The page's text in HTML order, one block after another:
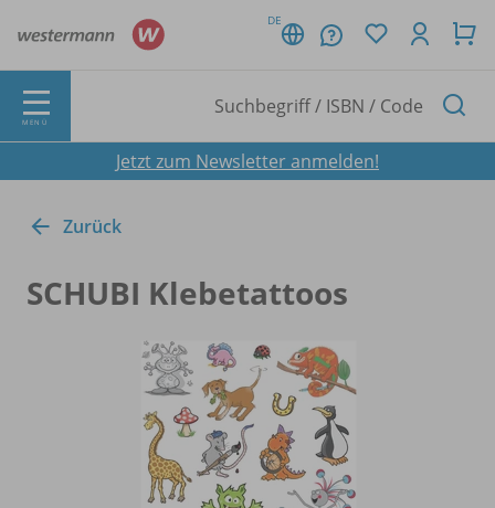
DE
MENÜ
Jetzt zum Newsletter anmelden!
Zurück
SCHUBI Klebetattoos